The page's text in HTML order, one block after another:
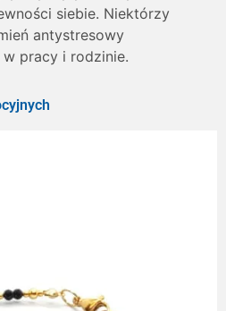
siebie. Niektórzy
antystresowy
pracy i rodzinie.